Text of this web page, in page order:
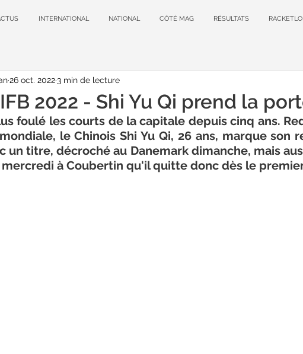
INTERNATIONAL NATIONAL CÔTÉ MAG RÉSULTATS
2022 - Shi Yu Qi prend la
26 oct. 20223 min de lecture
foulé les courts de la capitale depuis cinq ans.
le Chinois Shi Yu Qi, 26 ans, marque son
un titre, décroché au Danemark dimanche, mais
à Coubertin qu'il quitte donc dès le